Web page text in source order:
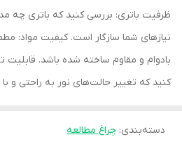
ظرفیت باتری: بررسی کنید که باتری چه
نیازهای شما سازگار است. کیفیت مواد:
بادوام و مقاوم ساخته شده باشد. قابلیت
کنید که تغییر حالت‌های نور به راحتی و
دسته‌بندی: چراغ مطالعه